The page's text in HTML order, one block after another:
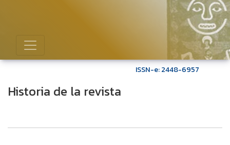
ISSN-e: 2448-6957
Historia de la revista